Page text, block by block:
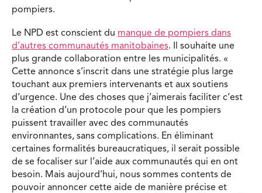
pompiers.
Le NPD est conscient du manque de pompiers dans
d’autres communautés manitobaines. Il souhaite une
plus grande collaboration entre les municipalités. «
Cette annonce s’inscrit dans une stratégie plus large
touchant aux premiers intervenants et aux soutiens
d’urgence. Une des choses que j’aimerais faciliter c’est
la création d’un protocole pour que les pompiers
puissent travailler avec des communautés
environnantes, sans complications. En éliminant
certaines formalités bureaucratiques, il serait possible
de se focaliser sur l’aide aux communautés qui en ont
besoin. Mais aujourd’hui, nous sommes contents de
pouvoir annoncer cette aide de manière précise et